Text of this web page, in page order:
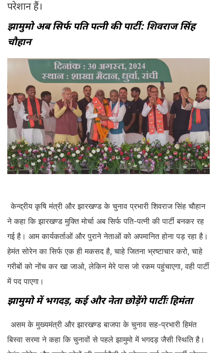
परेशान हैं।
झामुमो अब सिर्फ पति पत्नी की पार्टी: शिवराज सिंह
चौहान
केन्द्रीय कृषि मंत्री और झारखण्ड के चुनाव प्रभारी शिवराज सिंह चौहान
ने कहा कि झारखण्ड मुक्ति मोर्चा अब सिर्फ पति-पत्नी की पार्टी बनकर रह
गई है। आम कार्यकर्ताओं और पुराने नेताओं को अपमानित होना पड़ रहा है।
हेमंत सोरेन का सिर्फ एक ही मकसद है, चाहे जितना भ्रष्टाचार करो, चाहे
गरीबों को नोंच कर खा जाओ, लेकिन मेरे पास जो रकम पहुंचाएगा, वही पार्टी
में पद पाएगा।
झामुमो में भगदड़, कई और नेता छोड़ेंगे पार्टीः हिमंता
असम के मुख्यमंत्री और झारखण्ड बाजपा के चुनाव सह-प्रभारी हिमंत
बिस्वा सरमा ने कहा कि चुनावों से पहले झामुमो में भगदड़ जैसी स्थिति है।